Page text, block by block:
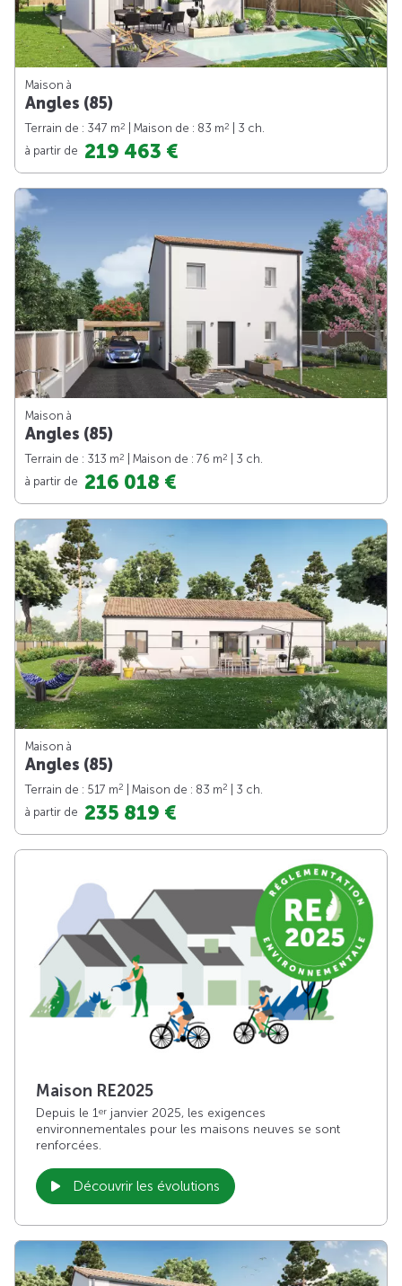
Maison à
Angles (85)
Terrain de : 347 m2 | Maison de : 83 m2
| 3 ch.
à partir de 219 463 €
Maison à
Angles (85)
Terrain de : 313 m2 | Maison de : 76 m2
| 3 ch.
à partir de 216 018 €
Maison à
Angles (85)
Terrain de : 517 m2 | Maison de : 83 m2
| 3 ch.
à partir de 235 819 €
Maison RE2025
Depuis le 1er janvier 2025, les exigences
environnementales pour les maisons neuves se sont
renforcées.
Découvrir les évolutions